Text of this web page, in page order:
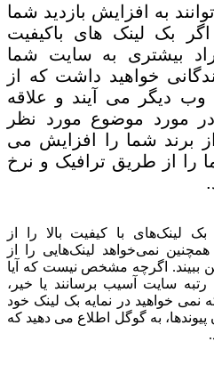
به افزایش بازدید شما
بک لینک های باکیفیت
بیشتری به سایت شما
خواهید داشت که از
دیگر می آیند و علاقه
در مورد موضوع مورد نظر
برند شما را افزایش می
را از طریق ترافیک و نرخ
لینک‌های با کیفیت بالا را از
همچنین نمی‌خواهد لینک‌هایی را از
ببیند. اگرچه مشخص نیست که آیا
رتبه سایت آسیب برسانند یا خیر،
خواهید در نمایه بک لینک خود
پیوندها، به گوگل اطلاع می دهید که